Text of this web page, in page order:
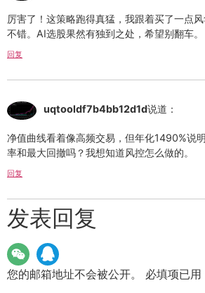
厉害了！这策略跑得真猛，我跟着买了一点
不错。AI选股果然有独到之处，希望别翻车。
回复
uqtooldf7b4bb12d1d说道：
净值曲线看着像高频交易，但年化1490%说
率和最大回撤吗？我想知道风控怎么做的。
回复
发表回复
您的邮箱地址不会被公开。 必填项已用